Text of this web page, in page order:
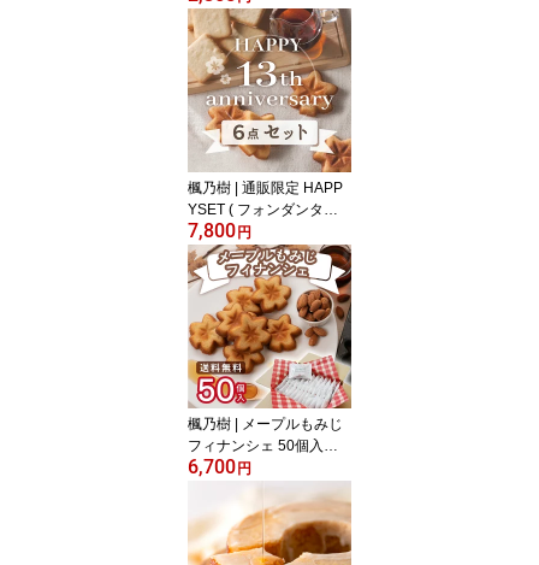
じフォンダンタルト (8個
入) のセット [ 広島 お取
り寄せスイーツ 贈り物
プレゼント 焼き菓子 メ
ープル タルト チョコレ
ート お土産 お祝い フィ
ナンシェ kaedenoki ]
楓乃樹 | 通販限定 HAPP
YSET ( フォンダンタル
ト フィナンシェ ラング
ドシャ バームクーヘン
プリン バターサンド ) [
広島土産 送料無料 お取
り寄せスイーツ ギフト
モンドセレクション金賞
焼き菓子 メープル 贈り
物 フィナンシェ kaeden
oki ]
7,800円
楓乃樹 | メープルもみじ
フィナンシェ 50個入り [
広島土産 送料無料 お取
シェア モンドセレクショ
ン金賞 焼き菓子 手土産
贈り物 内祝い 引越し 異
6,700円